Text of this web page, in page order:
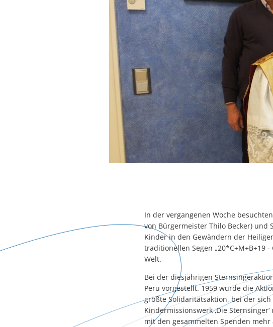
In der vergangenen Woche
von Bürgermeister Thilo Becker) und
Kinder in den Gewändern der
traditionellen Segen „20*C+M+B+19
Welt.
Bei der diesjährigen
Peru vorgestellt. 1959 wurde die
größte Solidaritätsaktion, bei der
Kindermissionswerk ‚Die
mit den gesammelten Spenden